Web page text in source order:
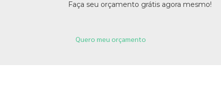
Faça seu orçamento grátis agora mesmo!
Quero meu orçamento